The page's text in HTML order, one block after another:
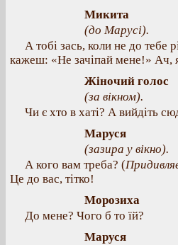
Микита
(до Марусі).
А тобі зась, коли не до тебе
кажеш: «Не зачіпай мене!» Ач,
Жіночий голос
(за вікном).
Чи є хто в хаті? А вийдіть
Маруся
(зазира у вікно).
А кого вам треба? (
Це до вас, тітко!
Морозиха
До мене? Чого б то їй?
Маруся